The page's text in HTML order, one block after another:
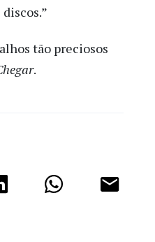
tão preciosos
.